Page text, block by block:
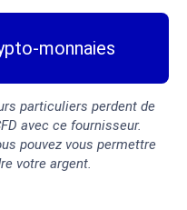
monnaies
particuliers perdent de
avec ce fournisseur.
pouvez vous permettre
votre argent.